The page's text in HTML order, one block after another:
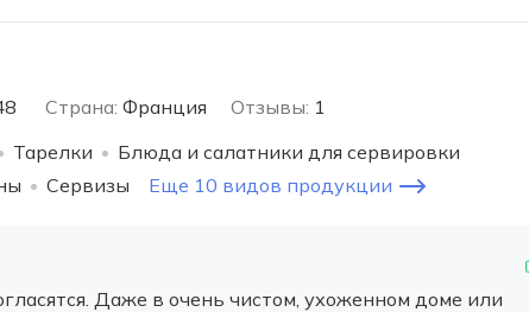
Страна: Франция Отзывы: 1
Тарелки
Блюда и салатники для сервировки
Сервизы Еще 10 видов продукции
Даже в очень чистом, ухоженном доме или